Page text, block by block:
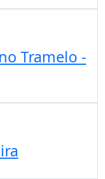
Tramelo -